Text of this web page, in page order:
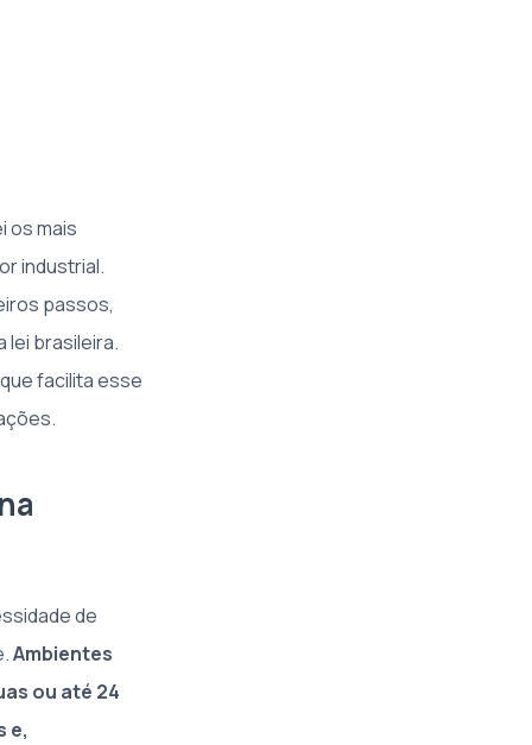
os mais
industrial.
passos,
lei brasileira.
facilita esse
de
Ambientes
ou até 24
e,